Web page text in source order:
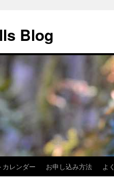
Blog
カレンダー お申し込み方法 よ